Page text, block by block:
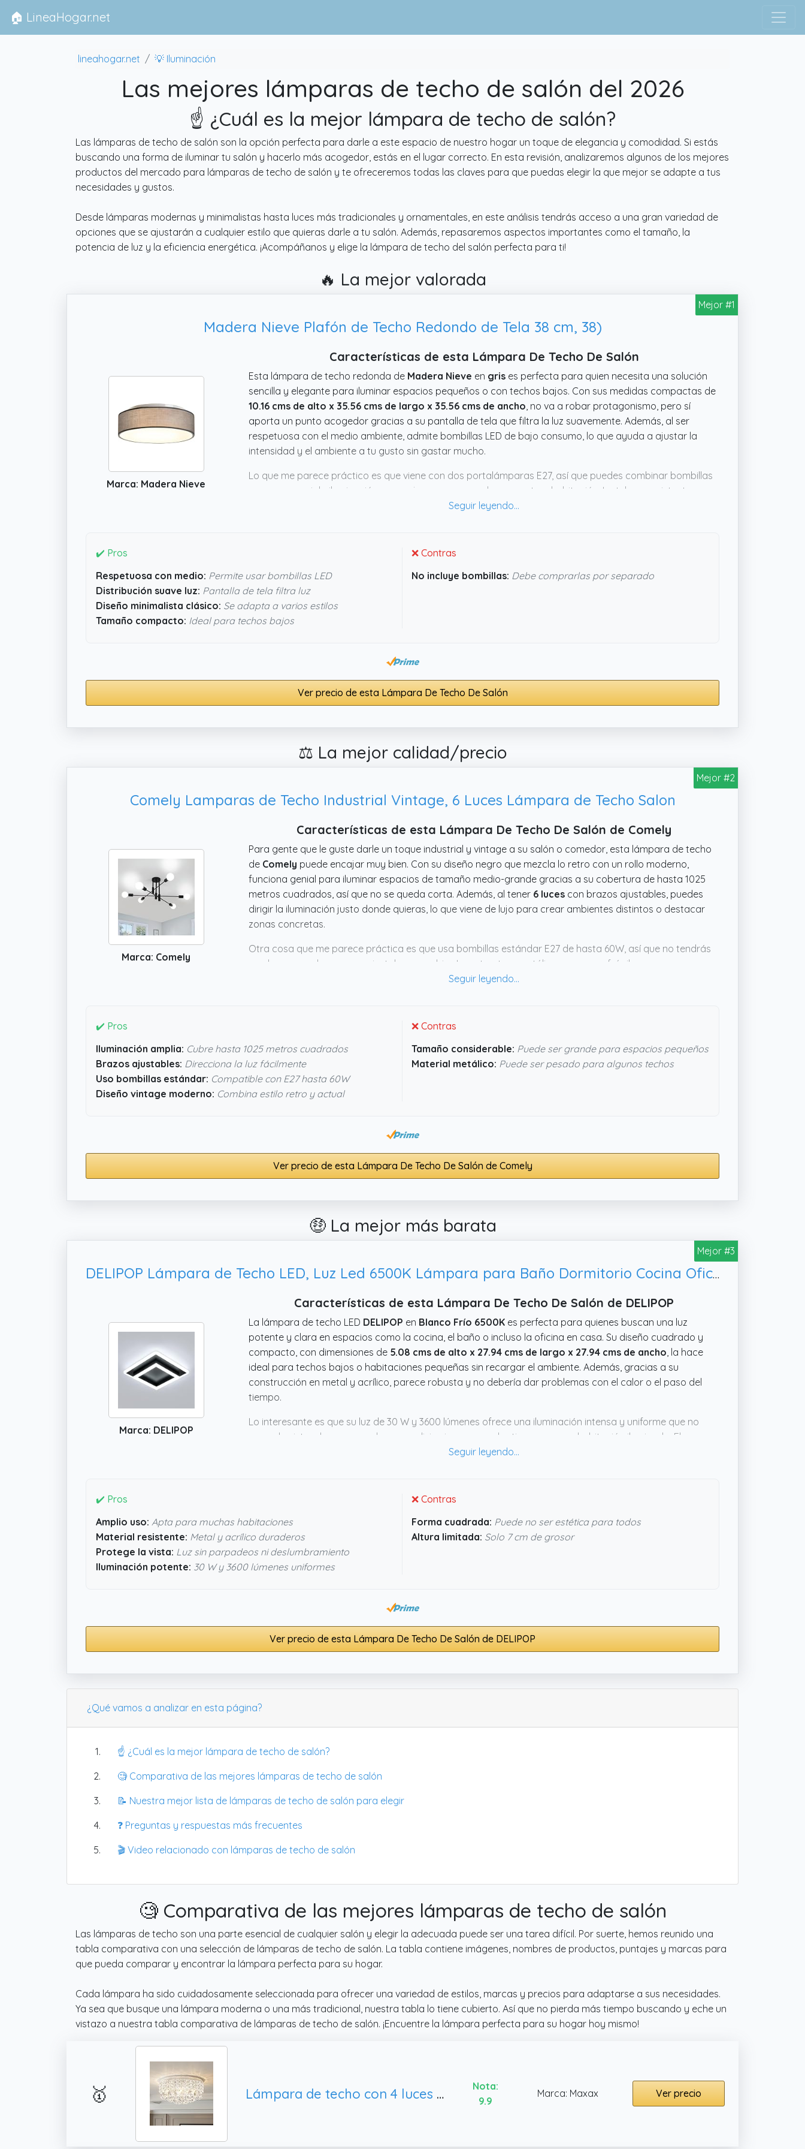
🏠 LineaHogar.net
lineahogar.net 💡 Iluminación
Las mejores lámparas de techo de salón del 2026
☝️ ¿Cuál es la mejor lámpara de techo de salón?
Las lámparas de techo de salón son la opción perfecta para darle a este espacio de nuestro hogar un toque de elegancia y comodidad. Si estás
buscando una forma de iluminar tu salón y hacerlo más acogedor, estás en el lugar correcto. En esta revisión, analizaremos algunos de los mejores
productos del mercado para lámparas de techo de salón y te ofreceremos todas las claves para que puedas elegir la que mejor se adapte a tus
necesidades y gustos.
Desde lámparas modernas y minimalistas hasta luces más tradicionales y ornamentales, en este análisis tendrás acceso a una gran variedad de
opciones que se ajustarán a cualquier estilo que quieras darle a tu salón. Además, repasaremos aspectos importantes como el tamaño, la
potencia de luz y la eficiencia energética. ¡Acompáñanos y elige la lámpara de techo del salón perfecta para ti!
🔥 La mejor valorada
Mejor #1
Madera Nieve Plafón de Techo Redondo de Tela 38 cm, 38)
Marca: Madera Nieve
Características de esta Lámpara De Techo De Salón
Esta lámpara de techo redonda de Madera Nieve en gris es perfecta para quien necesita una solución
sencilla y elegante para iluminar espacios pequeños o con techos bajos. Con sus medidas compactas de
10.16 cms de alto x 35.56 cms de largo x 35.56 cms de ancho , no va a robar protagonismo, pero sí
aporta un punto acogedor gracias a su pantalla de tela que filtra la luz suavemente. Además, al ser
respetuosa con el medio ambiente, admite bombillas LED de bajo consumo, lo que ayuda a ajustar la
intensidad y el ambiente a tu gusto sin gastar mucho.
Lo que me parece práctico es que viene con dos portalámparas E27, así que puedes combinar bombillas
para conseguir la iluminación que mejor vaya con cada momento o habitación. La tela es resistente y su
acabado clásico hace que encaje en casi cualquier decoración sin complicaciones. No incluye bombillas,
✔️ Pros
Respetuosa con medio: Permite usar bombillas LED
Distribución suave luz: Pantalla de tela filtra luz
Diseño minimalista clásico: Se adapta a varios estilos
Tamaño compacto: Ideal para techos bajos
❌ Contras
No incluye bombillas: Debe comprarlas por separado
Ver precio de esta Lámpara De Techo De Salón
⚖️ La mejor calidad/precio
Mejor #2
Comely Lamparas de Techo Industrial Vintage, 6 Luces Lámpara de Techo Salon
Marca: Comely
Características de esta Lámpara De Techo De Salón de Comely
Para gente que le guste darle un toque industrial y vintage a su salón o comedor, esta lámpara de techo
de Comely puede encajar muy bien. Con su diseño negro que mezcla lo retro con un rollo moderno,
funciona genial para iluminar espacios de tamaño medio-grande gracias a su cobertura de hasta 1025
metros cuadrados, así que no se queda corta. Además, al tener 6 luces con brazos ajustables, puedes
dirigir la iluminación justo donde quieras, lo que viene de lujo para crear ambientes distintos o destacar
zonas concretas.
Otra cosa que me parece práctica es que usa bombillas estándar E27 de hasta 60W, así que no tendrás
que buscar nada raro para instalar o cambiar. La estructura metálica no parece frágil, y con unas
30.48 cms de alto x 68.58 cms de largo x 68.58 cms de ancho
✔️ Pros
Iluminación amplia: Cubre hasta 1025 metros cuadrados
Brazos ajustables: Direcciona la luz fácilmente
Uso bombillas estándar: Compatible con E27 hasta 60W
Diseño vintage moderno: Combina estilo retro y actual
❌ Contras
Tamaño considerable: Puede ser grande para espacios pequeños
Material metálico: Puede ser pesado para algunos techos
Ver precio de esta Lámpara De Techo De Salón de Comely
🤑 La mejor más barata
Mejor #3
DELIPOP Lámpara de Techo LED, Luz Led 6500K Lámpara para Baño Dormitorio Cocina Oficina Comedor
Marca: DELIPOP
Características de esta Lámpara De Techo De Salón de DELIPOP
La lámpara de techo LED DELIPOP en Blanco Frío 6500K es perfecta para quienes buscan una luz
potente y clara en espacios como la cocina, el baño o incluso la oficina en casa. Su diseño cuadrado y
compacto, con dimensiones de 5.08 cms de alto x 27.94 cms de largo x 27.94 cms de ancho , la hace
ideal para techos bajos o habitaciones pequeñas sin recargar el ambiente. Además, gracias a su
construcción en metal y acrílico, parece robusta y no debería dar problemas con el calor o el paso del
tiempo.
Lo interesante es que su luz de 30 W y 3600 lúmenes ofrece una iluminación intensa y uniforme que no
cansa la vista, algo que puede ser un alivio si pasas mucho tiempo en una habitación iluminada. El
controlador LED evita parpadeos molestos y su alta reproducción cromática hace que los colores se
cualquiera que quiera mejorar la iluminación sin complicaciones.
✔️ Pros
Amplio uso: Apta para muchas habitaciones
Material resistente: Metal y acrílico duraderos
Protege la vista: Luz sin parpadeos ni deslumbramiento
Iluminación potente: 30 W y 3600 lúmenes uniformes
❌ Contras
Forma cuadrada: Puede no ser estética para todos
Altura limitada: Solo 7 cm de grosor
Ver precio de esta Lámpara De Techo De Salón de DELIPOP
¿Qué vamos a analizar en esta página?
☝️ ¿Cuál es la mejor lámpara de techo de salón?
🧐 Comparativa de las mejores lámparas de techo de salón
📝 Nuestra mejor lista de lámparas de techo de salón para elegir
❓ Preguntas y respuestas más frecuentes
🎬 Video relacionado con lámparas de techo de salón
🧐 Comparativa de las mejores lámparas de techo de salón
Las lámparas de techo son una parte esencial de cualquier salón y elegir la adecuada puede ser una tarea difícil. Por suerte, hemos reunido una
tabla comparativa con una selección de lámparas de techo de salón. La tabla contiene imágenes, nombres de productos, puntajes y marcas para
que pueda comparar y encontrar la lámpara perfecta para su hogar.
Cada lámpara ha sido cuidadosamente seleccionada para ofrecer una variedad de estilos, marcas y precios para adaptarse a sus necesidades.
Ya sea que busque una lámpara moderna o una más tradicional, nuestra tabla lo tiene cubierto. Así que no pierda más tiempo buscando y eche un
vistazo a nuestra tabla comparativa de lámparas de techo de salón. ¡Encuentre la lámpara perfecta para su hogar hoy mismo!
🥇 Lámpara de techo con 4 luces de cristal para salón, etc.
Nota:
9.9
Marca: Maxax Ver precio